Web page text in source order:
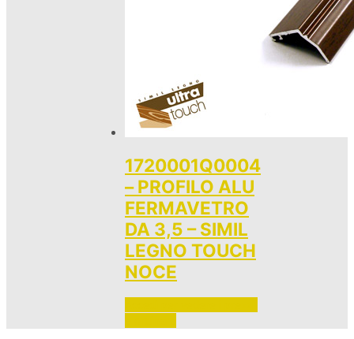
1720001Q0004
– PROFILO ALU
FERMAVETRO
DA 3,5 – SIMIL
LEGNO TOUCH
NOCE